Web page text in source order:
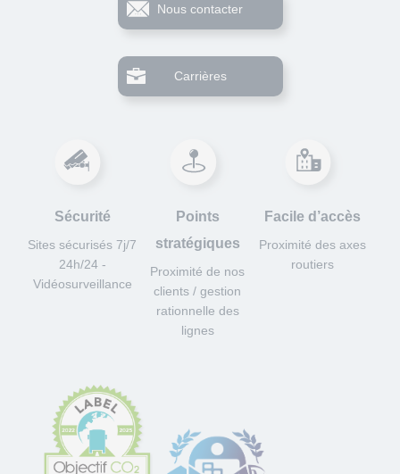
Nous contacter
Carrières
Sécurité
Sites sécurisés 7j/7
24h/24 -
Vidéosurveillance
Points
stratégiques
Proximité de nos
clients / gestion
rationnelle des
lignes
Facile d’accès
Proximité des axes
routiers